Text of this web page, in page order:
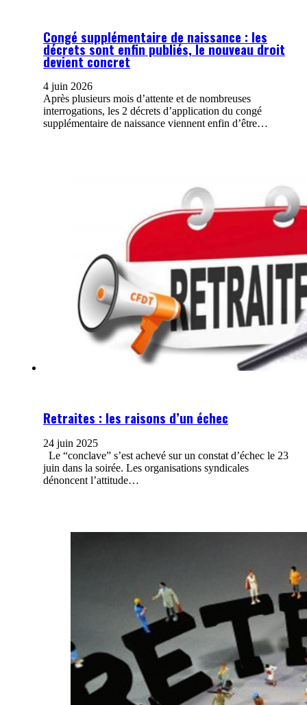
Congé supplémentaire de naissance : les
décrets sont enfin publiés, le nouveau droit
devient concret
4 juin 2026
Après plusieurs mois d’attente et de nombreuses
interrogations, les 2 décrets d’application du congé
supplémentaire de naissance viennent enfin d’être…
Retraites : les raisons d’un échec
24 juin 2025
Le “conclave” s’est achevé sur un constat d’échec le 23
juin dans la soirée. Les organisations syndicales
dénoncent l’attitude…